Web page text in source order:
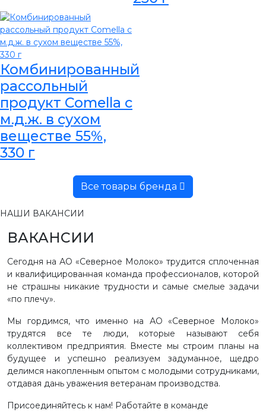
Комбинированный
рассольный
продукт Comella с
м.д.ж. в сухом
веществе 55%,
330 г
Все товары бренда
НАШИ ВАКАНСИИ
ВАКАНСИИ
Сегодня на АО «Северное Молоко» трудится сплоченная
и квалифицированная команда профессионалов, которой
не страшны никакие трудности и самые смелые задачи
«по плечу».
Мы гордимся, что именно на АО «Северное Молоко»
трудятся все те люди, которые называют себя
коллективом предприятия. Вместе мы строим планы на
будущее и успешно реализуем задуманное, щедро
делимся накопленным опытом с молодыми сотрудниками,
отдавая дань уважения ветеранам производства.
Присоединяйтесь к нам! Работайте в команде